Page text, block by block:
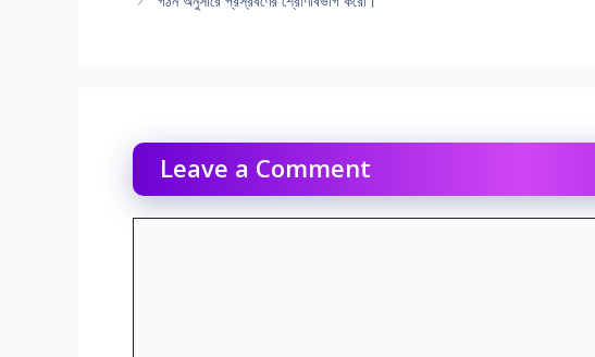
Leave a Comment